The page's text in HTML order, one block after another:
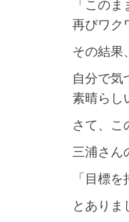
「この
再びワク
その結果
自分で気
素晴らし
さて、こ
三浦さん
「目標
とありま